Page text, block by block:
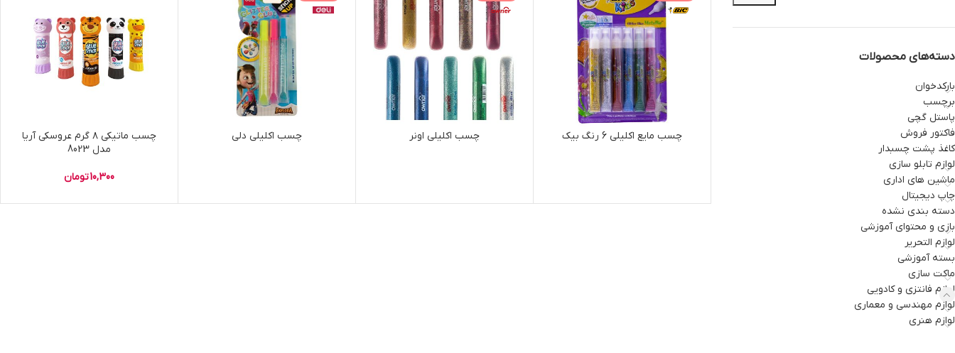
دسته‌های محصولات
بارکدخوان
برچسب
پاستل گچی
فاکتور فروش
کاغذ پشت چسبدار
لوازم تابلو سازی
ماشین های اداری
چاپ دیجیتال
دسته بندی نشده
بازی و محتوای آموزشی
لوازم التحریر
بسته آموزشی
ماکت سازی
لوازم فانتزی و کادویی
لوازم مهندسی و معماری
لوازم هنری
چسب مایع اکلیلی 6 رنگ بیک چسب اکلیلی اونر چسب اکلیلی دلی
چسب ماتیکی ۸ گرم عروسکی آریا
مدل 8023
10,300تومان